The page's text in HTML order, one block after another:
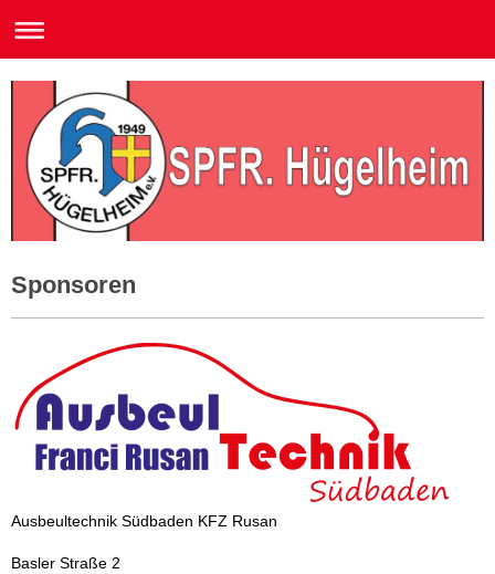
Sponsoren
Ausbeultechnik Südbaden KFZ Rusan
Basler Straße 2